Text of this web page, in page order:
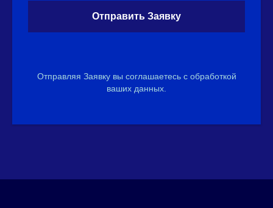
Отправить Заявку
Отправляя Заявку вы соглашаетесь с обработкой
ваших данных.